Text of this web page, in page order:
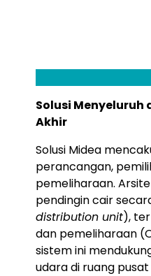
Solusi
Akhir
Solusi Midea
perancangan,
pemeliharaan.
pendingin cair
distribution unit),
dan pemeliharaan
sistem ini
udara di ruang